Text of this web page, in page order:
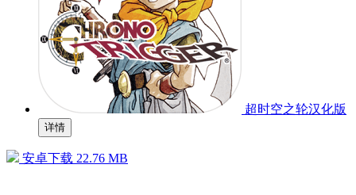
超时空之轮汉化版
详情
安卓下载 22.76 MB